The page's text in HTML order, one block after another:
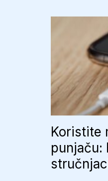
Koristite
punjaču: